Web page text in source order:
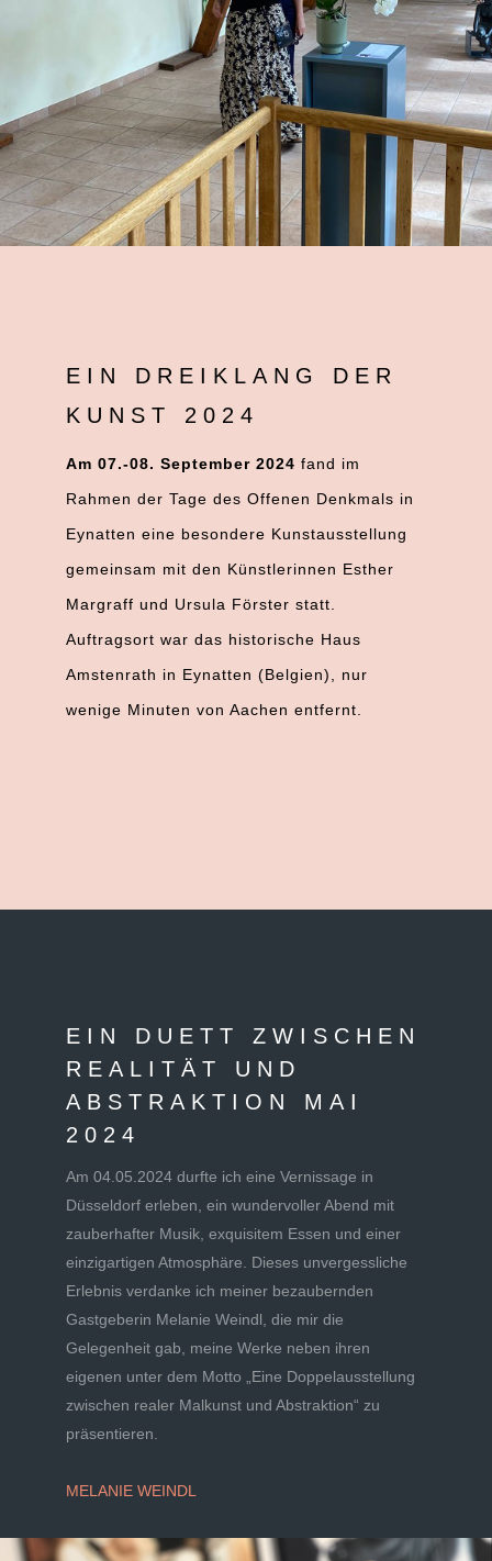
EIN DREIKLANG DER
KUNST 2024
Am 07.-08. September 2024 fand im
Rahmen der Tage des Offenen Denkmals in
Eynatten eine besondere Kunstausstellung
gemeinsam mit den Künstlerinnen Esther
Margraff und Ursula Förster statt.
Auftragsort war das historische Haus
Amstenrath in Eynatten (Belgien), nur
wenige Minuten von Aachen entfernt.
EIN DUETT ZWISCHEN
REALITÄT UND
ABSTRAKTION MAI
2024
Am 04.05.2024 durfte ich eine Vernissage in
Düsseldorf erleben, ein wundervoller Abend mit
zauberhafter Musik, exquisitem Essen und einer
einzigartigen Atmosphäre. Dieses unvergessliche
Erlebnis verdanke ich meiner bezaubernden
Gastgeberin Melanie Weindl , die mir die
Gelegenheit gab, meine Werke neben ihren
eigenen unter dem Motto „Eine Doppelausstellung
zwischen realer Malkunst und Abstraktion“ zu
präsentieren.
MELANIE WEINDL